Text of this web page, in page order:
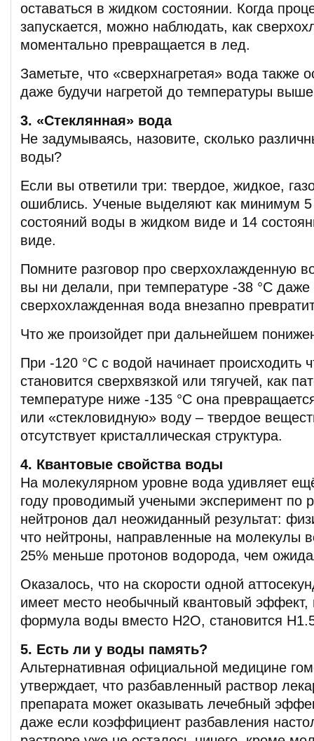
оставаться в жидком состоянии. Когда
запускается, можно наблюдать, как
моментально превращается в лед.
Заметьте, что «сверхнагретая» вода также
даже будучи нагретой до температуры выше
3. «Стеклянная» вода
Не задумываясь, назовите, сколько
воды?
Если вы ответили три: твердое, жидкое,
ошиблись. Ученые выделяют как минимум 5
состояний воды в жидком виде и 14
виде.
Помните разговор про сверхохлажденную
вы ни делали, при температуре -38 °C даже
сверхохлажденная вода внезапно
Что же произойдет при дальнейшем
При -120 °C с водой начинает происходить
становится сверхвязкой или тягучей, как
температуре ниже -135 °C она
или «стекловидную» воду – твердое
отсутствует кристаллическая структура.
4. Квантовые свойства воды
На молекулярном уровне вода удивляет
году проводимый учеными эксперимент по
нейтронов дал неожиданный результат:
что нейтроны, направленные на молекулы
25% меньше протонов водорода, чем
Оказалось, что на скорости одной
имеет место необычный квантовый эффект,
формула воды вместо H2O, становится
5. Есть ли у воды память?
Альтернативная официальной медицине
утверждает, что разбавленный раствор
препарата может оказывать лечебный
даже если коэффициент разбавления